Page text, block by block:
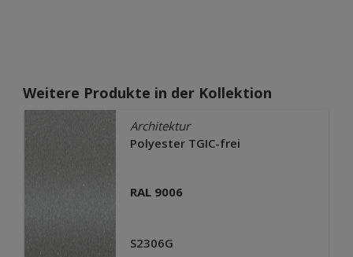
Weitere Produkte in der Kollektion
Architektur
Polyester TGIC-frei
RAL 9006
S2306G